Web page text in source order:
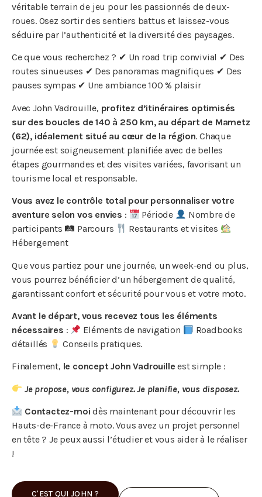
véritable terrain de jeu pour les passionnés de deux-
roues. Osez sortir des sentiers battus et laissez-vous
séduire par l’authenticité et la diversité des paysages.
Ce que vous recherchez ? ✔ Un road trip convivial ✔ Des
routes sinueuses ✔ Des panoramas magnifiques ✔ Des
pauses sympas ✔ Une ambiance 100 % plaisir
Avec John Vadrouille, profitez d’itinéraires optimisés
sur des boucles de 140 à 250 km, au départ de Mametz
(62), idéalement situé au cœur de la région. Chaque
journée est soigneusement planifiée avec de belles
étapes gourmandes et des visites variées, favorisant un
tourisme local et responsable.
Vous avez le contrôle total pour personnaliser votre
aventure selon vos envies : Période
Nombre de
participants 🛤 Parcours
Restaurants et visites
Hébergement
Que vous partiez pour une journée, un week-end ou plus,
vous pourrez bénéficier d’un hébergement de qualité,
garantissant confort et sécurité pour vous et votre moto.
Avant le départ, vous recevez tous les éléments
nécessaires : Eléments de navigation
Roadbooks
détaillés
Conseils pratiques.
Finalement, le concept John Vadrouille est simple :
Je propose, vous configurez. Je planifie, vous disposez.
Contactez-moi dès maintenant pour découvrir les
Hauts-de-France à moto. Vous avez un projet personnel
en tête ? Je peux aussi l’étudier et vous aider à le réaliser
!
C'EST QUI JOHN ?